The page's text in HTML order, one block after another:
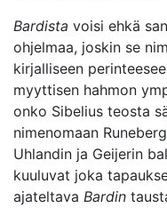
Bardista voisi ehkä
ohjelmaa, joskin se
kirjalliseen
myyttisen hahmon
onko Sibelius teosta
nimenomaan
Uhlandin ja Geijerin
kuuluvat joka
ajateltava Bardin